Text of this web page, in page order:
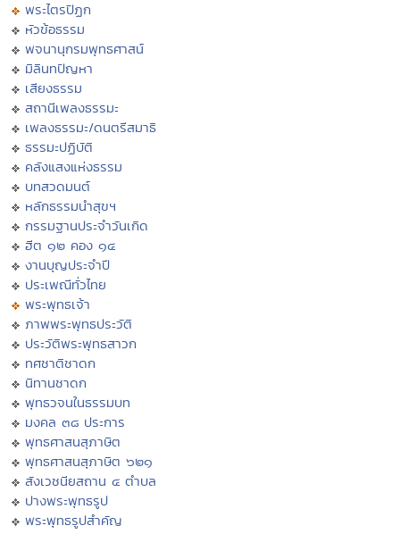
พระไตรปิฏก
หัวข้อธรรม
พจนานุกรมพุทธศาสน์
มิลินทปัญหา
เสียงธรรม
สถานีเพลงธรรมะ
เพลงธรรมะ/ดนตรีสมาธิ
ธรรมะปฏิบัติ
คลังแสงแห่งธรรม
บทสวดมนต์
หลักธรรมนำสุขฯ
กรรมฐานประจำวันเกิด
ฮีต ๑๒ คอง ๑๔
งานบุญประจำปี
ประเพณีทั่วไทย
พระพุทธเจ้า
ภาพพระพุทธประวัติ
ประวัติพระพุทธสาวก
ทศชาติชาดก
นิทานชาดก
พุทธวจนในธรรมบท
มงคล ๓๘ ประการ
พุทธศาสนสุภาษิต
พุทธศาสนสุภาษิต ๖๒๑
สังเวชนียสถาน ๔ ตำบล
ปางพระพุทธรูป
พระพุทธรูปสำคัญ